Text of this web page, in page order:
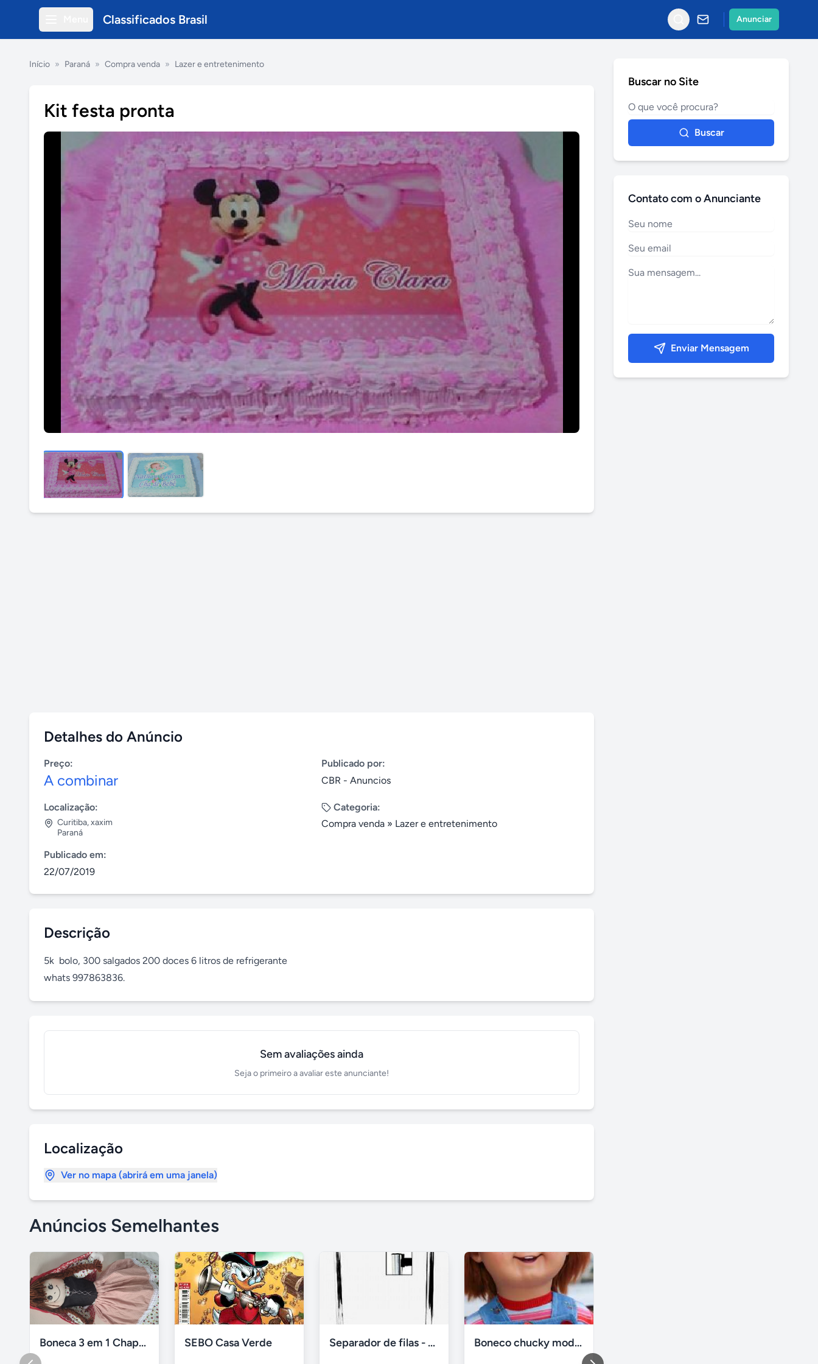
Classificados Brasil Anunciar
Início » Paraná » Compra venda » Lazer e entretenimento
Kit festa pronta
Detalhes do Anúncio
Preço:
A combinar
Publicado por:
CBR - Anuncios
Localização:
Curitiba,xaxim
Paraná
Categoria:
Compra venda » Lazer e entretenimento
Publicado em:
22/07/2019
Descrição
5k  bolo, 300 salgados 200 doces 6 litros de refrigerante
whats 997863836.
Sem avaliações ainda
Seja o primeiro a avaliar este anunciante!
Localização
Ver no mapa (abrirá em uma janela)
Anúncios Semelhantes
Boneca 3 em 1 Chapeuzinho Vermelho, Vovó, lobo SEBO Casa Verde Separador de filas - aluguel em curitiba Boneco chucky modelo good guys réplica real
Buscar no Site
Buscar
Contato com o Anunciante
Enviar Mensagem